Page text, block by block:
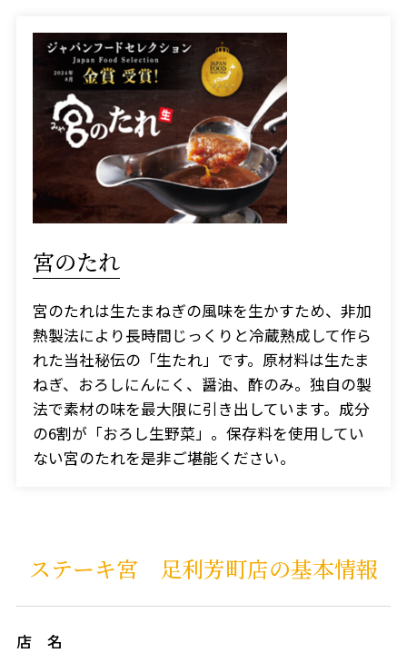
宮のたれ
宮のたれは生たまねぎの風味を生かすため、非加
熱製法により長時間じっくりと冷蔵熟成して作ら
れた当社秘伝の「生たれ」です。原材料は生たま
ねぎ、おろしにんにく、醤油、酢のみ。独自の製
法で素材の味を最大限に引き出しています。成分
の6割が「おろし生野菜」。保存料を使用してい
ない宮のたれを是非ご堪能ください。
ステーキ宮 足利芳町店の基本情報
店 名